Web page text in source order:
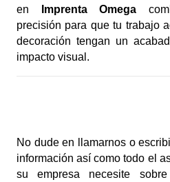
en
Imprenta Omega
precisión para que tu trabajo
decoración tengan un
impacto visual.
No dude en llamarnos o
información así como todo el
su empresa necesite